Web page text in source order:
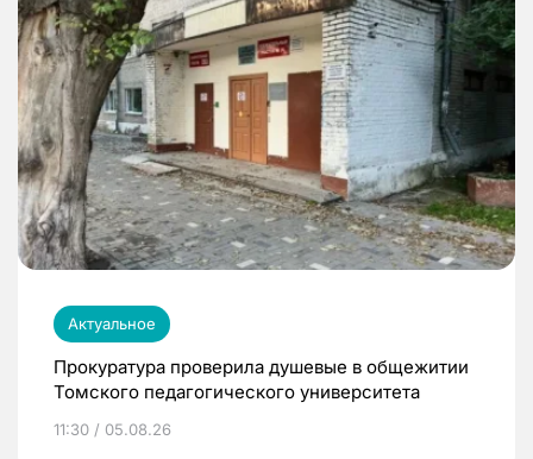
Актуальное
Прокуратура проверила душевые в общежитии
Томского педагогического университета
11:30 / 05.08.26